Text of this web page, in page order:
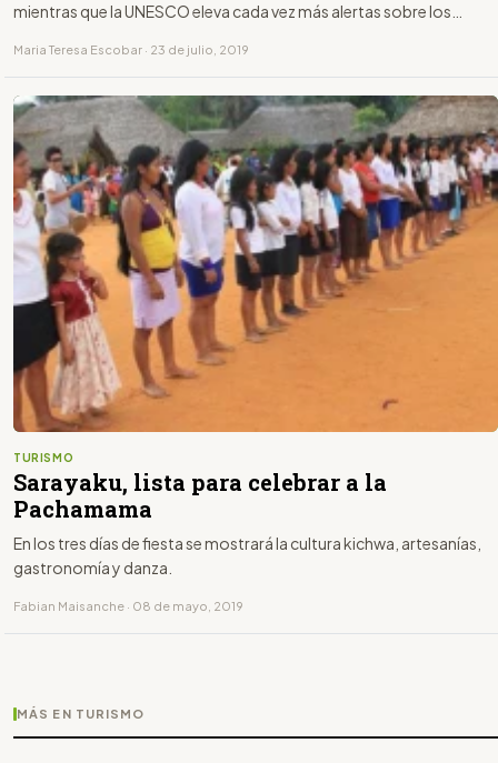
mientras que la UNESCO eleva cada vez más alertas sobre los
causando tanto a sus monumentos históricos como a la
naturaleza.
Maria Teresa Escobar · 23 de julio, 2019
TURISMO
Sarayaku, lista para celebrar a la
Pachamama
En los tres días de fiesta se mostrará la cultura kichwa, artesanías,
gastronomía y danza.
Fabian Maisanche · 08 de mayo, 2019
MÁS EN TURISMO